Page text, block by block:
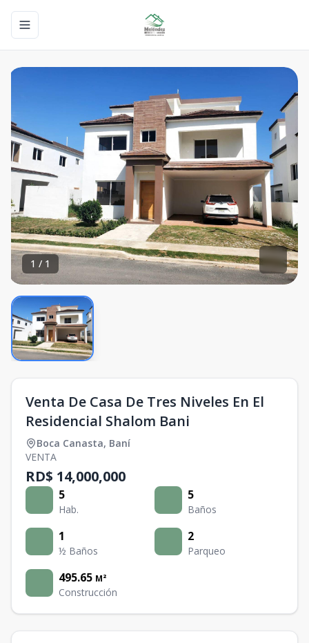
Toggle navigation menu
1 / 1
Venta De Casa De Tres Niveles En El
Residencial Shalom Bani
Boca Canasta, Baní
VENTA
RD$ 14,000,000
5
Hab.
5
Baños
1
½ Baños
2
Parqueo
495.65 M²
Construcción